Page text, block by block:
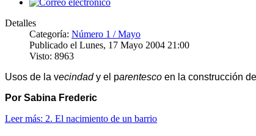
Detalles
Categoría: Número 1 / Mayo
Publicado el Lunes, 17 Mayo 2004 21:00
Visto: 8963
Usos de la vecindady el parentesco en la construcción
Por Sabina Frederic
Leer más: 2. El nacimiento de un barrio